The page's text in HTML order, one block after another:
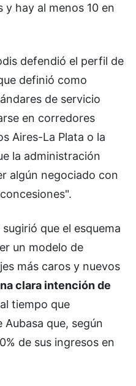
y hay al menos 10 en
defendió el perfil de
definió como
de servicio
en corredores
Aires-La Plata o la
la administración
algún negociado con
que el esquema
un modelo de
más caros y nuevos
clara intención de
tiempo que
que, según
de sus ingresos en